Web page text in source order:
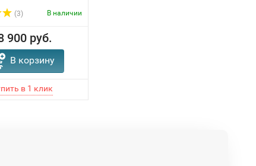
(3) В наличии
900 руб.
В корзину